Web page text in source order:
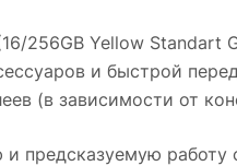
256GB Yellow Standart
и быстрой
(в зависимости от
и предсказуемую